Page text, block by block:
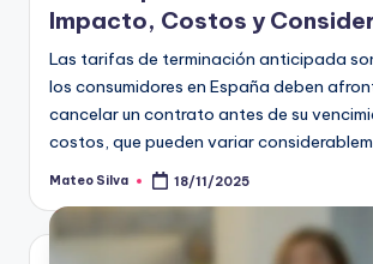
Impacto, Costos y
Las tarifas de terminación anticipada
los consumidores en España deben
cancelar un contrato antes de su
costos, que pueden variar
Posted
Mateo Silva 18/11/2025